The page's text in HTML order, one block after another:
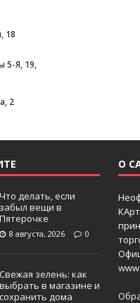
18
5-Я, 19,
2
Что делать, если
забыл вещи в
Пятерочке
8 августа, 2026 0
Свежая зелень: как
выбрать в магазине и
сохранить дома
О